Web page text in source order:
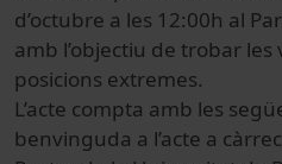
d’octubre a les 12:00h al
amb l’objectiu de trobar
posicions extremes.
L’acte compta amb les
benvinguda a l’acte a